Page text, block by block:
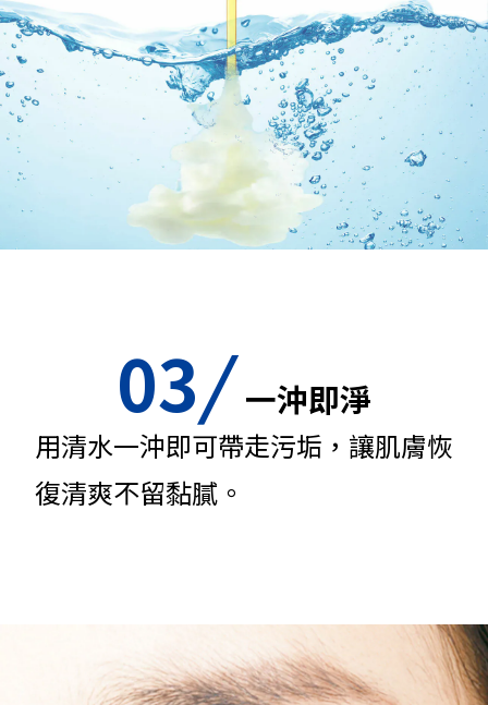
03/ 一沖即淨
用清水一沖即可帶走污垢，讓肌膚恢
復清爽不留黏膩。